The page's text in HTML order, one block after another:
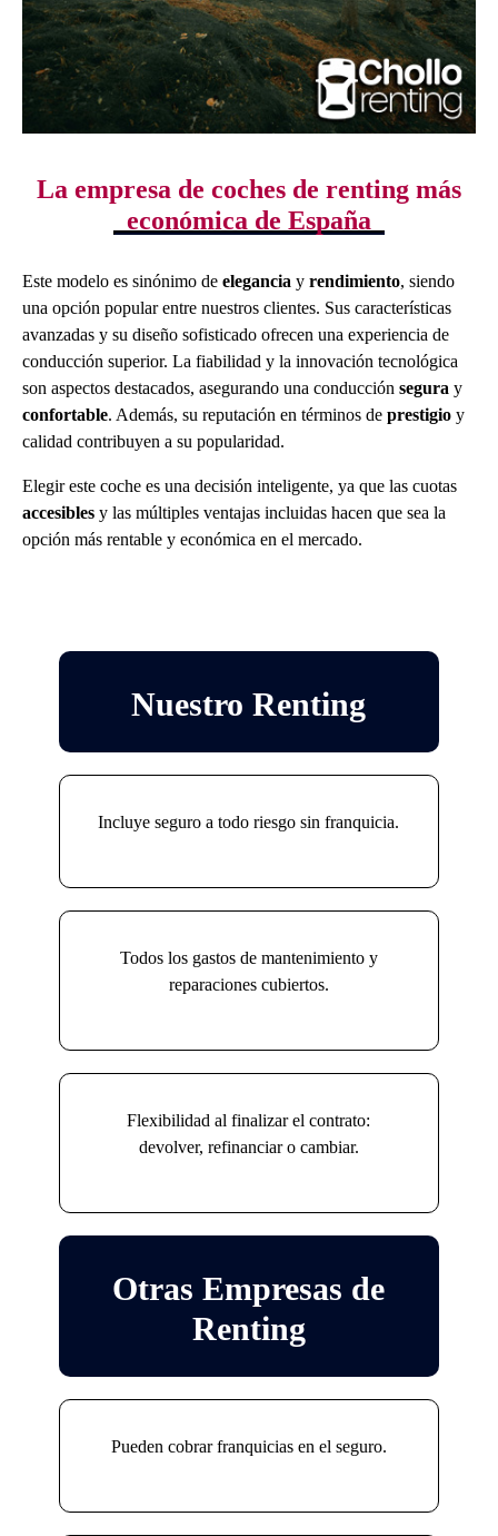
La empresa de coches de renting más
económica de España
Este modelo es sinónimo de elegancia y rendimiento, siendo
una opción popular entre nuestros clientes. Sus características
avanzadas y su diseño sofisticado ofrecen una experiencia de
conducción superior. La fiabilidad y la innovación tecnológica
son aspectos destacados, asegurando una conducción segura y
confortable. Además, su reputación en términos de prestigio y
calidad contribuyen a su popularidad.
Elegir este coche es una decisión inteligente, ya que las cuotas
accesibles y las múltiples ventajas incluidas hacen que sea la
opción más rentable y económica en el mercado.
Nuestro Renting
Otras Empresas de
Renting
Incluye seguro a todo riesgo sin franquicia.
Pueden cobrar franquicias en el seguro.
Todos los gastos de mantenimiento y
reparaciones cubiertos.
Flexibilidad al finalizar el contrato:
devolver, refinanciar o cambiar.